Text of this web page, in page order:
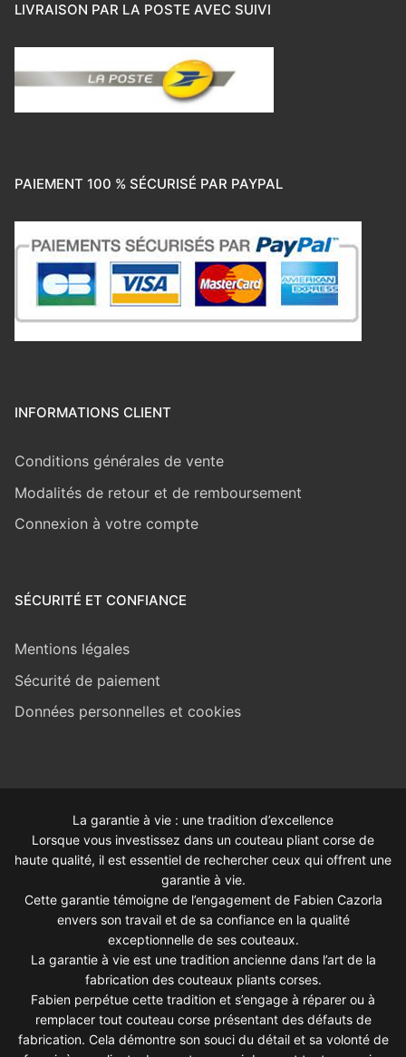
LIVRAISON PAR LA POSTE AVEC SUIVI
PAIEMENT 100 % SÉCURISÉ PAR PAYPAL
INFORMATIONS CLIENT
Conditions générales de vente
Modalités de retour et de remboursement
Connexion à votre compte
SÉCURITÉ ET CONFIANCE
Mentions légales
Sécurité de paiement
Données personnelles et cookies
La garantie à vie : une tradition d’excellence
Lorsque vous investissez dans un couteau pliant corse de
haute qualité, il est essentiel de rechercher ceux qui offrent une
garantie à vie.
Cette garantie témoigne de l’engagement de Fabien Cazorla
envers son travail et de sa confiance en la qualité
exceptionnelle de ses couteaux.
La garantie à vie est une tradition ancienne dans l’art de la
fabrication des couteaux pliants corses.
Fabien perpétue cette tradition et s’engage à réparer ou à
remplacer tout couteau corse présentant des défauts de
fabrication. Cela démontre son souci du détail et sa volonté de